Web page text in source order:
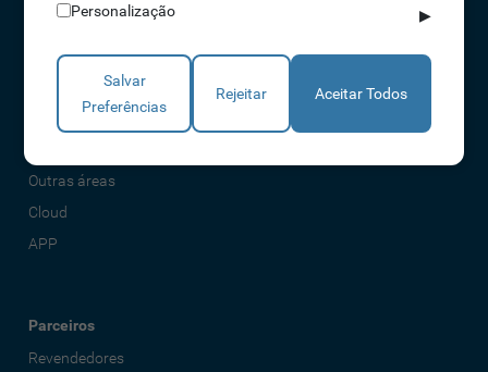
Acessos
Torniquetes
Parques Auto
Rondas e Serviços
Outras áreas
Cloud
APP
Parceiros
Revendedores
Personalização ▶
Salvar
Preferências
Rejeitar Aceitar Todos